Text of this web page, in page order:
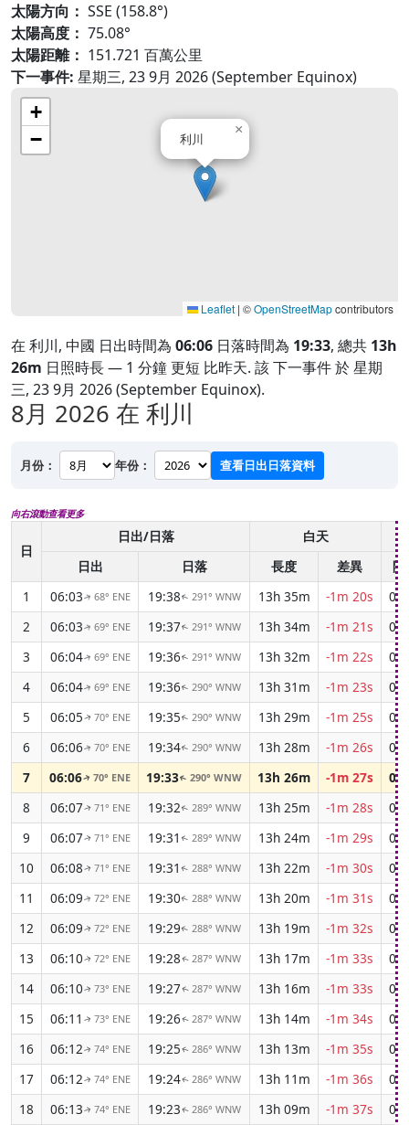
太陽方向： SSE (158.8°)
太陽高度： 75.08°
太陽距離： 151.721 百萬公里
下一事件: 星期三, 23 9月 2026 (September Equinox)
利川
×
+
−
Leaflet | ©OpenStreetMapcontributors
在 利川, 中國 日出時間為 06:06 日落時間為 19:33, 總共 13h
26m 日照時長 — 1 分鐘 更短 比昨天. 該 下一事件 於 星期
三, 23 9月 2026 (September Equinox).
8月 2026 在 利川
月份： 年份： 查看日出日落資料
向右滾動查看更多
日
日出/日落 白天
日出
日落 長度 差異
開
1
06:03↑ 68° ENE 19:38↑ 291° WNW 13h 35m -1m 20s
2
06:03↑ 69° ENE 19:37↑ 291° WNW 13h 34m -1m 21s
3
06:04↑ 69° ENE 19:36↑ 291° WNW 13h 32m -1m 22s
4
06:04↑ 69° ENE 19:36↑ 290° WNW 13h 31m -1m 23s
5
06:05↑ 70° ENE 19:35↑ 290° WNW 13h 29m -1m 25s
6
06:06↑ 70° ENE 19:34↑ 290° WNW 13h 28m -1m 26s
7
06:06↑70° ENE 19:33↑290° WNW 13h 26m -1m 27s
8
06:07↑ 71° ENE 19:32↑ 289° WNW 13h 25m -1m 28s
9
06:07↑ 71° ENE 19:31 ↑ 289° WNW 13h 24m -1m 29s
10
06:08↑ 71° ENE 19:31 ↑ 288° WNW 13h 22m -1m 30s
11
06:09↑ 72° ENE 19:30↑ 288° WNW 13h 20m -1m 31s
12
06:09↑ 72° ENE 19:29↑ 288° WNW 13h 19m -1m 32s
13
06:10↑ 72° ENE 19:28↑ 287° WNW 13h 17m -1m 33s
14
06:10↑ 73° ENE 19:27↑ 287° WNW 13h 16m -1m 33s
15
06:11 ↑ 73° ENE 19:26↑ 287° WNW 13h 14m -1m 34s
16
06:12↑ 74° ENE 19:25↑ 286° WNW 13h 13m -1m 35s
17
06:12↑ 74° ENE 19:24↑ 286° WNW 13h 11m -1m 36s
18
06:13↑ 74° ENE 19:23↑ 286° WNW 13h 09m -1m 37s